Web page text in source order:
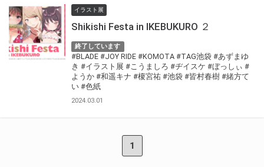
イラスト展
Shikishi Festa in IKEBUKURO ２
終了しています
#BLADE #JOY RIDE #KOMOTA #TAG池袋 #あずまゆ
き #イラスト展 #こうましろ #ヂイスケ #ぼっしぃ #
ようか #和遥キナ #榎宮祐 #池袋 #皆村春樹 #緒方て
い #色紙
2024.03.01
1